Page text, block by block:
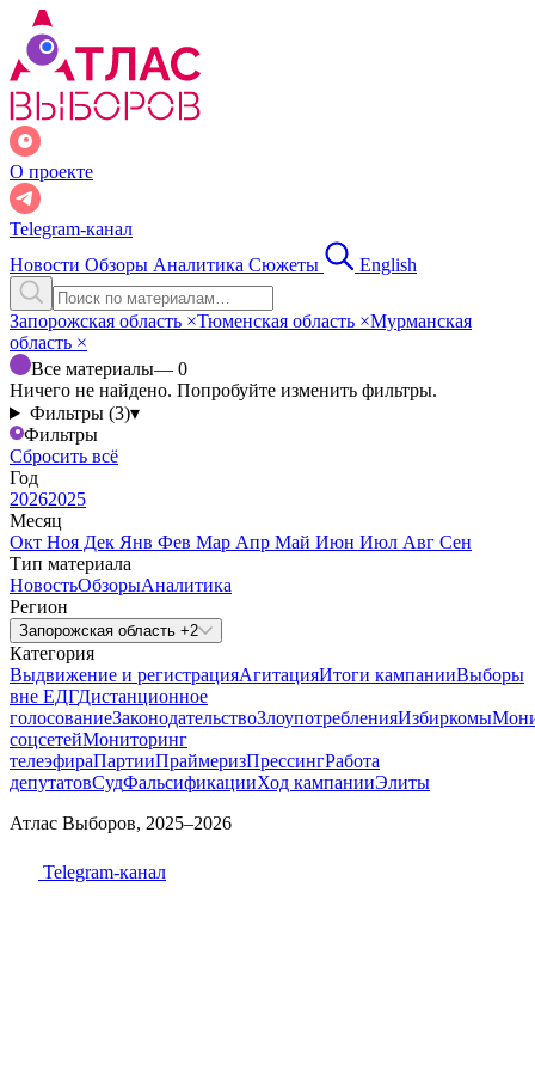
О проекте
Telegram-канал
Новости Обзоры Аналитика Сюжеты English
Запорожская область ×Тюменская область ×Мурманская
область ×
Все материалы— 0
Ничего не найдено. Попробуйте изменить фильтры.
Фильтры (3)▾
Фильтры
Сбросить всё
Год
20262025
Месяц
Окт Ноя Дек Янв Фев Мар Апр Май Июн Июл Авг Сен
Тип материала
НовостьОбзорыАналитика
Регион
Запорожская область +2
Категория
Выдвижение и регистрацияАгитацияИтоги кампанииВыборы
вне ЕДГДистанционное
голосованиеЗаконодательствоЗлоупотребленияИзбиркомы
соцсетейМониторинг
телеэфираПартииПраймеризПрессингРабота
депутатовСудФальсификацииХод кампанииЭлиты
Атлас Выборов, 2025–2026
Telegram-канал